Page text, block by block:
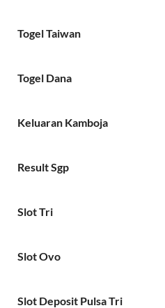
Togel Taiwan
Togel Dana
Keluaran Kamboja
Result Sgp
Slot Tri
Slot Ovo
Slot Deposit Pulsa Tri